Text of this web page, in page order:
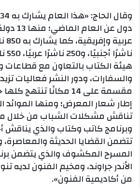
هيئة الكتاب بالتعاون مع قطاعات
مقسمة على 14 مكانًا
إطار شعار المعرض؛ ومنها الموائد
تناقش مشكلات الشباب من خلال
وبرنامج كاتب وكتاب والذي يناقش
تتضمن القضايا الحديثة
المسرح المكشوف والذي يتضمن
الأندر جراوند، ومخيم الفنون لديه
من أكاديمية الفنون».